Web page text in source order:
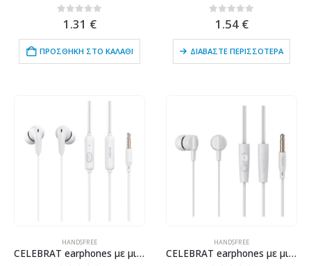
out of 5
1.31 €
ΠΡΟΣΘΉΚΗ ΣΤΟ ΚΑΛΆΘΙ
out of 5
1.54 €
ΔΙΑΒΆΣΤΕ ΠΕΡΙΣΣΌΤΕΡΑ
HANDSFREE
CELEBRAT earphones με μικρόφωνο G26, 3.5mm σύνδεση, Φ10mm, 1.2m, λευκά
HANDSFREE
CELEBRAT earphones με μικρόφωνο G35, 3.5mm σύνδεση, 10mm, 1.2m, λευκά